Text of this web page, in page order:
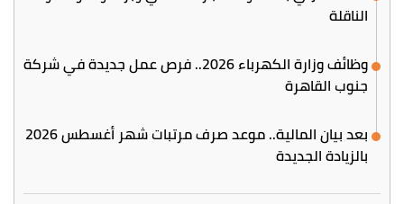
الناقلة
وظائف وزارة الكهرباء 2026.. فرص عمل جديدة في شركة
جنوب القاهرة
بعد بيان المالية.. موعد صرف مرتبات شهر أغسطس 2026
بالزيادة الجديدة